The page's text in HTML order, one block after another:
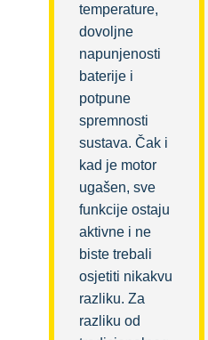
temperature,
dovoljne
napunjenosti
baterije i
potpune
spremnosti
sustava. Čak i
kad je motor
ugašen, sve
funkcije ostaju
aktivne i ne
biste trebali
osjetiti nikakvu
razliku. Za
razliku od